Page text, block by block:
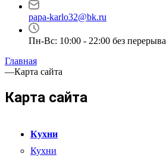
papa-karlo32@bk.ru
Пн-Вс: 10:00 - 22:00 без перерыва
Главная
—Карта сайта
Карта сайта
Кухни
Кухни